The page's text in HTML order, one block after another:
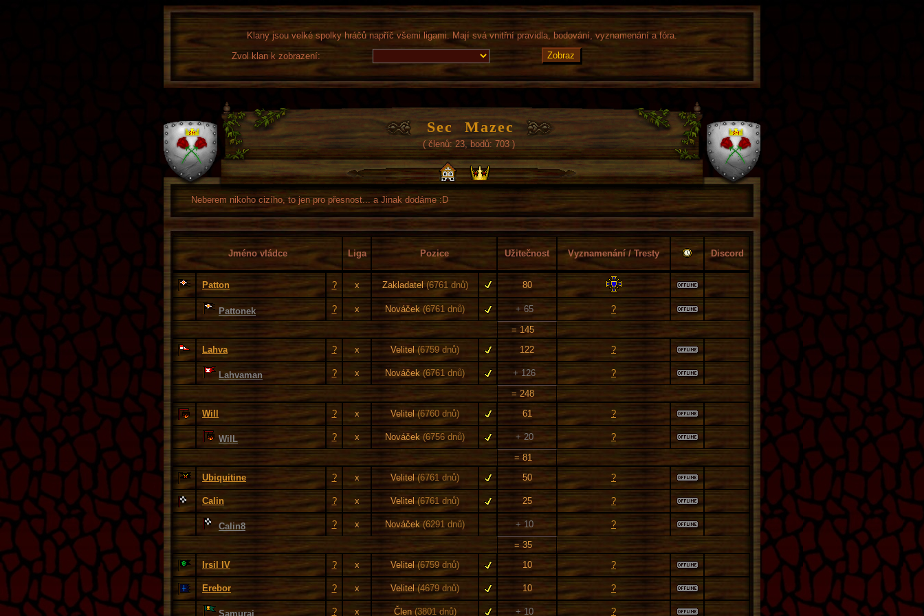
Klany jsou velké spolky hráčů napříč všemi ligami. Mají svá vnitřní pravidla, bodování, vyznamenání a fóra.
Zvol klan k zobrazení:
Sec Mazec
( členů: 23, bodů: 703 )
Neberem nikoho cizího, to jen pro přesnost... a Jinak dodáme :D
Jméno vládce Liga Pozice Užitečnost Vyznamenání / Tresty Discord
Patton ? x Zakladatel(6761 dnů) 80
Pattonek ? x Nováček (6761 dnů) + 65
?
= 145
Lahva
? x Velitel (6759 dnů) 122 ?
Lahvaman ? x Nováček (6761 dnů) + 126
?
= 248
Will
? x Velitel (6760 dnů) 61 ?
WilL ? x Nováček (6756 dnů) + 20
?
= 81
Ubiquitine
? x Velitel (6761 dnů) 50 ?
Calin ? x Velitel (6761 dnů) 25 ?
Calin8 ? x Nováček (6291 dnů) + 10
?
= 35
Irsil IV
? x Velitel (6759 dnů) 10 ?
Erebor ? x Velitel (4679 dnů) 10 ?
Samurai ? x Člen (3801 dnů) + 10 ?